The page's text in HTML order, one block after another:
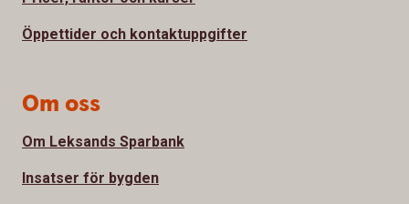
Öppettider och kontaktuppgifter
Om oss
Om Leksands Sparbank
Insatser för bygden